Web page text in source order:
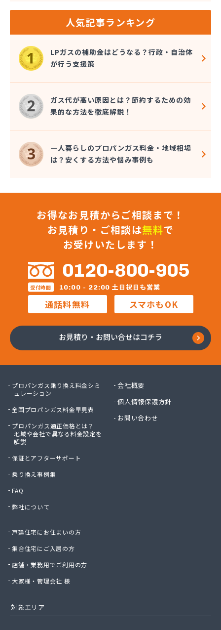
大一ガス株式会社 東予営業所
大一ガス株式会社 南予営業所
大一ガス株式会社 四国中央営業所
大一ガス株式会社 宇和島営業所
大和酸素工業株式会社
朝日燃料店
長谷川ガス株式会社
長谷川酸素株式会社
東予液化ガス株式会社 オートガス南高下営業所
東予液化ガス株式会社 喜田村事業所
東予液化ガス株式会社 本社
藤村石油株式会社 エネルギー事業部-松山
藤村石油株式会社 本社
南予ガス協業組合
日豊ガス
日野燃料店有限会社
八原産業
美須賀燃料店
武智燃料店
福泉株式会社
宝ガス株式会社
毛利燃料店
木村プロパン
有限会社ニッタンガス
有限会社ヨコガワ
有限会社越智商会
有限会社吉井プロパン
有限会社玉川液化ガス
有限会社溝田石油
有限会社坂東ガス店
有限会社三翔ガス
有限会社小野商店
有限会社昭英ガス
有限会社椙野ガス
有限会社石丸ガス商会
有限会社大政ガス
有限会社大西太商店
有限会社中武商事
有限会社長瀬商店
人気記事ランキング
LPガスの補助金はどうなる？行政・自治体
が行う支援策
ガス代が高い原因とは？節約するための効
果的な方法を徹底解説！
一人暮らしのプロパンガス料金・地域相場
は？安くする方法や悩み事例も
お得なお見積からご相談まで！
お見積り・ご相談は無料で
お受けいたします！
0120-800-905
受付時間 10:00 - 22:00 土日祝日も営業
通話料無料 スマホもOK
お見積り・お問い合せはコチラ
プロパンガス乗り換え料金シミ
ュレーション
全国プロパンガス料金早見表
プロパンガス適正価格とは？
地域や会社で異なる料金設定を
解説
保証とアフターサポート
乗り換え事例集
FAQ
弊社について
戸建住宅にお住まいの方
集合住宅にご入居の方
店舗・業務用でご利用の方
大家様・管理会社 様
会社概要
個人情報保護方針
お問い合わせ
対象エリア